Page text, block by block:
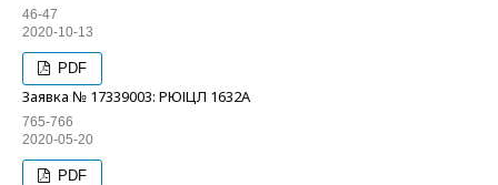
46-47
2020-10-13
PDF
Заявка № 17339003: РЮІЦЛ 1632А
765-766
2020-05-20
PDF